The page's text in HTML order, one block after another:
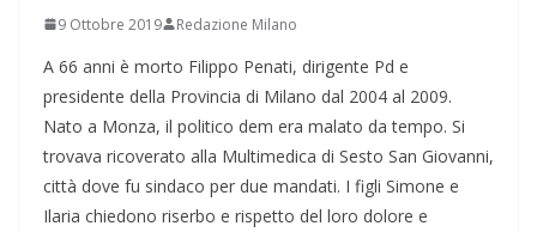
9 Ottobre 2019 Redazione Milano
A 66 anni è morto Filippo Penati, dirigente Pd e
presidente della Provincia di Milano dal 2004 al 2009.
Nato a Monza, il politico dem era malato da tempo. Si
trovava ricoverato alla Multimedica di Sesto San Giovanni,
città dove fu sindaco per due mandati. I figli Simone e
Ilaria chiedono riserbo e rispetto del loro dolore e